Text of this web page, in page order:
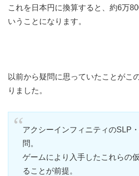
これを日本円に換算すると、約6万
いうことになります。
以前から疑問に思っていたことがこ
りました。
アクシーインフィニティのSLP
問。
ゲームにより入手したこれらの
ることが前提。